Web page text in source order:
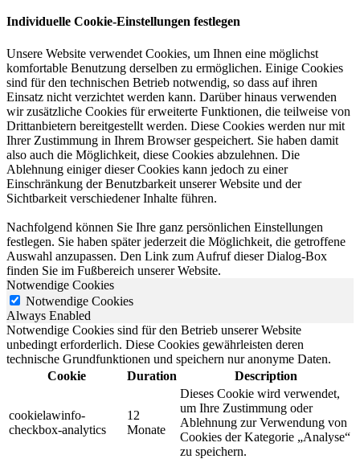
Individuelle Cookie-Einstellungen festlegen
Unsere Website verwendet Cookies, um Ihnen eine möglichst
komfortable Benutzung derselben zu ermöglichen. Einige Cookies
sind für den technischen Betrieb notwendig, so dass auf ihren
Einsatz nicht verzichtet werden kann. Darüber hinaus verwenden
wir zusätzliche Cookies für erweiterte Funktionen, die teilweise von
Drittanbietern bereitgestellt werden. Diese Cookies werden nur mit
Ihrer Zustimmung in Ihrem Browser gespeichert. Sie haben damit
also auch die Möglichkeit, diese Cookies abzulehnen. Die
Ablehnung einiger dieser Cookies kann jedoch zu einer
Einschränkung der Benutzbarkeit unserer Website und der
Sichtbarkeit verschiedener Inhalte führen.
Nachfolgend können Sie Ihre ganz persönlichen Einstellungen
festlegen. Sie haben später jederzeit die Möglichkeit, die getroffene
Auswahl anzupassen. Den Link zum Aufruf dieser Dialog-Box
finden Sie im Fußbereich unserer Website.
Notwendige Cookies
Notwendige Cookies
Always Enabled
Notwendige Cookies sind für den Betrieb unserer Website
unbedingt erforderlich. Diese Cookies gewährleisten deren
technische Grundfunktionen und speichern nur anonyme Daten.
Cookie
Duration Description
cookielawinfo-
checkbox-analytics
12
Monate
Dieses Cookie wird verwendet,
um Ihre Zustimmung oder
Ablehnung zur Verwendung von
Cookies der Kategorie „Analyse“
zu speichern.